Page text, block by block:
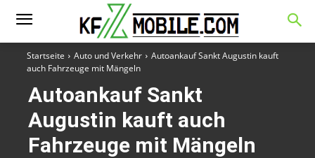
Startseite Auto und Verkehr
Autoankauf Sankt Augustin kauft
auch Fahrzeuge mit Mängeln
Autoankauf Sankt
Augustin kauft auch
Fahrzeuge mit Mängeln